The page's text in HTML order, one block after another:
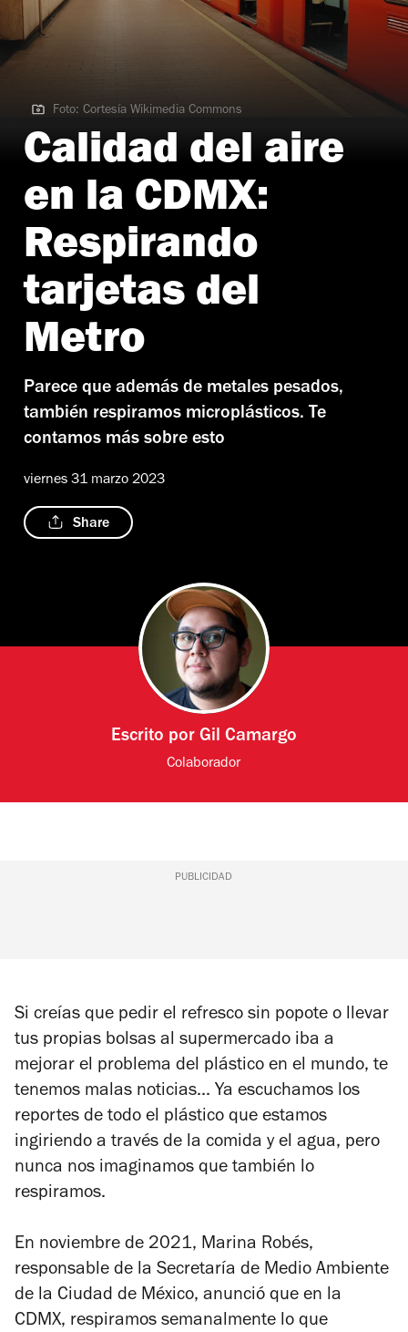
Foto: Cortesía Wikimedia Commons
Foto: Cortesía Wikimedia Commons
Calidad del aire
en la CDMX:
Respirando
tarjetas del
Metro
Parece que además de metales pesados,
también respiramos microplásticos. Te
contamos más sobre esto
viernes 31 marzo 2023
Share
Escrito por Gil Camargo
Colaborador
PUBLICIDAD
Si creías que pedir el refresco sin popote o llevar
tus propias bolsas al supermercado iba a
mejorar el problema del plástico en el mundo, te
tenemos malas noticias... Ya escuchamos los
reportes de todo el plástico que estamos
ingiriendo a través de la comida y el agua, pero
nunca nos imaginamos que también lo
respiramos.
En noviembre de 2021, Marina Robés,
responsable de la Secretaría de Medio Ambiente
de la Ciudad de México, anunció que en la
CDMX, respiramos semanalmente lo que